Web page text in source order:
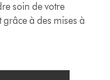
soin de votre
à des mises à